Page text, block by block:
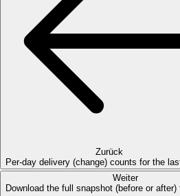
Zurück
Per-day delivery (change) counts for the
Weiter
Download the full snapshot (before or